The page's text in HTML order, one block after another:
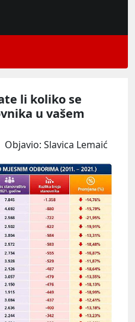
li koliko se
u vašem
Objavio: Slavica Lemaić